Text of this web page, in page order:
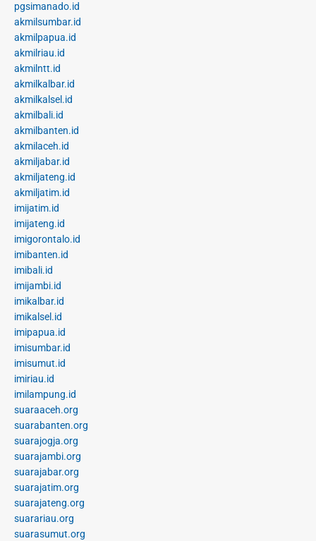
pgsimanado.id
akmilsumbar.id
akmilpapua.id
akmilriau.id
akmilntt.id
akmilkalbar.id
akmilkalsel.id
akmilbali.id
akmilbanten.id
akmilaceh.id
akmiljabar.id
akmiljateng.id
akmiljatim.id
imijatim.id
imijateng.id
imigorontalo.id
imibanten.id
imibali.id
imijambi.id
imikalbar.id
imikalsel.id
imipapua.id
imisumbar.id
imisumut.id
imiriau.id
imilampung.id
suaraaceh.org
suarabanten.org
suarajogja.org
suarajambi.org
suarajabar.org
suarajatim.org
suarajateng.org
suarariau.org
suarasumut.org